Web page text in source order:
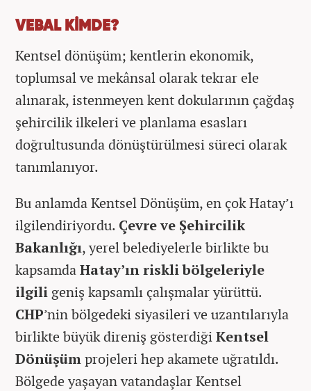
VEBAL KİMDE?
Kentsel dönüşüm; kentlerin ekonomik,
toplumsal ve mekânsal olarak tekrar ele
alınarak, istenmeyen kent dokularının çağdaş
şehircilik ilkeleri ve planlama esasları
doğrultusunda dönüştürülmesi süreci olarak
tanımlanıyor.
Bu anlamda Kentsel Dönüşüm, en çok Hatay’ı
ilgilendiriyordu. Çevre ve Şehircilik
Bakanlığı, yerel belediyelerle birlikte bu
kapsamdaHatay’ın riskli bölgeleriyle
ilgili geniş kapsamlı çalışmalar yürüttü.
CHP’nin bölgedeki siyasileri ve uzantılarıyla
birlikte büyük direniş gösterdiğiKentsel
Dönüşümprojeleri hep akamete uğratıldı.
Bölgede yaşayan vatandaşlar Kentsel